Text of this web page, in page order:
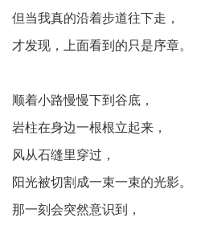
但当我真的沿着步道往下走，
才发现，上面看到的只是序章。
顺着小路慢慢下到谷底，
岩柱在身边一根根立起来，
风从石缝里穿过，
阳光被切割成一束一束的光影。
那一刻会突然意识到，